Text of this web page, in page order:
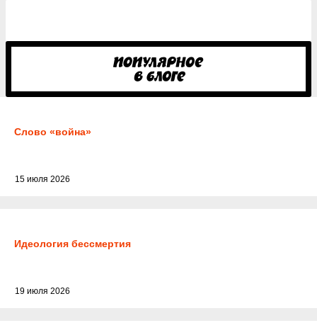
Слово «война»
15 июля 2026
Идеология бессмертия
19 июля 2026